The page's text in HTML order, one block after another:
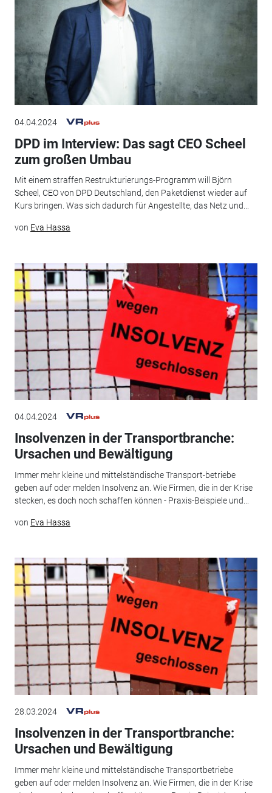
04.04.2024
DPD im Interview: Das sagt CEO Scheel
zum großen Umbau
Mit einem straffen Restrukturierungs-Programm will Björn
Scheel, CEO von DPD Deutschland, den Paketdienst wieder auf
Kurs bringen. Was sich dadurch für Angestellte, das Netz und...
von Eva Hassa
04.04.2024
Insolvenzen in der Transportbranche:
Ursachen und Bewältigung
Immer mehr kleine und mittelständische Transport-betriebe
geben auf oder melden Insolvenz an. Wie Firmen, die in der Krise
stecken, es doch noch schaffen können - Praxis-Beispiele und...
von Eva Hassa
28.03.2024
Insolvenzen in der Transportbranche:
Ursachen und Bewältigung
Immer mehr kleine und mittelständische Transportbetriebe
geben auf oder melden Insolvenz an. Wie Firmen, die in der Krise